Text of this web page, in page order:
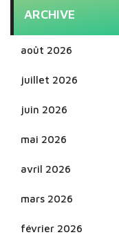
ARCHIVE
août 2026
juillet 2026
juin 2026
mai 2026
avril 2026
mars 2026
février 2026